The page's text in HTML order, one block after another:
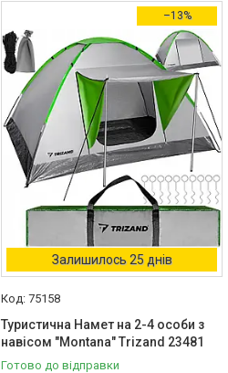
–13%
Залишилось 25 днів
75158
Туристична Намет на 2-4 особи з
навісом "Montana" Trizand 23481
Готово до відправки